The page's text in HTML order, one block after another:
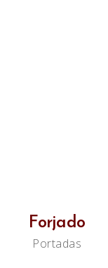
Forjado
Portadas